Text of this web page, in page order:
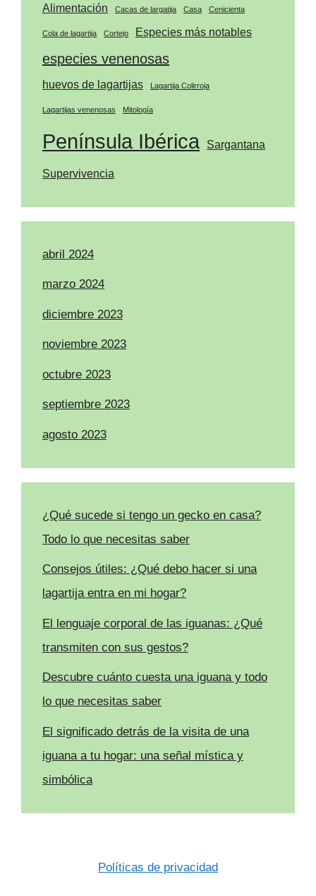
Alimentación Cacas de largatija Casa Cenicienta
Cola de lagartija Cortejo Especies más notables
especies venenosas
huevos de lagartijas Lagartija Colirroja
Lagartijas venenosas Mitología
Península Ibérica Sargantana
Supervivencia
abril 2024
marzo 2024
diciembre 2023
noviembre 2023
octubre 2023
septiembre 2023
agosto 2023
¿Qué sucede si tengo un gecko en casa?
Todo lo que necesitas saber
Consejos útiles: ¿Qué debo hacer si una
lagartija entra en mi hogar?
El lenguaje corporal de las iguanas: ¿Qué
transmiten con sus gestos?
Descubre cuánto cuesta una iguana y todo
lo que necesitas saber
El significado detrás de la visita de una
iguana a tu hogar: una señal mística y
simbólica
Políticas de privacidad